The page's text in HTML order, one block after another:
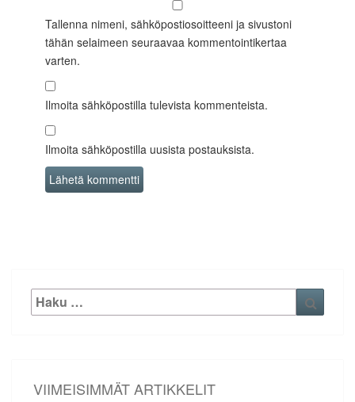
Tallenna nimeni, sähköpostiosoitteeni ja sivustoni
tähän selaimeen seuraavaa kommentointikertaa
varten.
Ilmoita sähköpostilla tulevista kommenteista.
Ilmoita sähköpostilla uusista postauksista.
Etsi:
VIIMEISIMMÄT ARTIKKELIT